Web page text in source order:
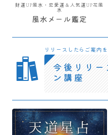
財運UP風水・恋愛運＆人気運UP花風
水
風水メール鑑定
リリースしたらご案内
今後リリー
ン講座